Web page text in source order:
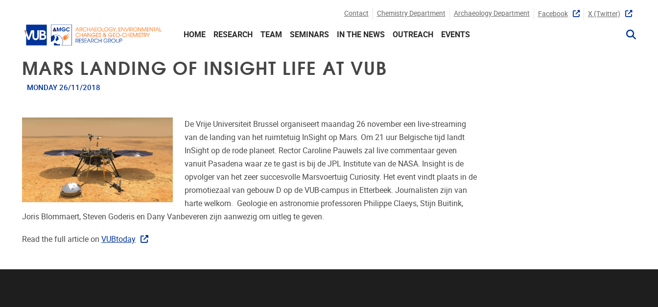
Contact Chemistry Department Archaeology Department Facebook X (twitter)
HOME RESEARCH TEAM SEMINARS IN THE NEWS OUTREACH EVENTS
MARS LANDING OF INSIGHT LIFE AT VUB
MONDAY 26/11/2018
De Vrije Universiteit Brussel organiseert maandag 26 november een live-streaming
van de landing van het ruimtetuig InSight op Mars. Om 21 uur Belgische tijd landt
InSight op de rode planeet. Rector Caroline Pauwels zal live commentaar geven
vanuit Pasadena waar ze te gast is bij de JPL Institute van de NASA. Insight is de
opvolger van het zeer succesvolle Marsvoertuig Curiosity. Het event vindt plaats in de
promotiezaal van gebouw D op de VUB-campus in Etterbeek. Journalisten zijn van
harte welkom. Geologie en astronomie professoren Philippe Claeys, Stijn Buitink,
Joris Blommaert, Steven Goderis en Dany Vanbeveren zijn aanwezig om uitleg te geven.
Read the full article on VUBtoday